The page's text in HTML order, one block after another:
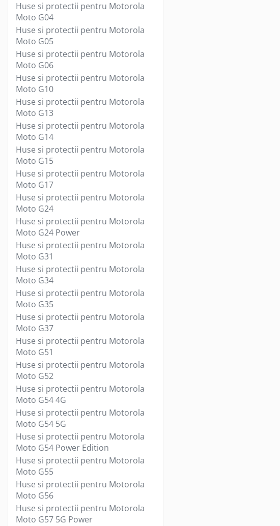
Huse si protectii pentru Apple iPad
10.2 (gen 7/8/9)
Huse si protectii pentru Apple iPad
10.9 (gen 10, 2022)
Huse si protectii pentru Apple iPad
Air 10.9 (gen 4/5)
Huse si protectii pentru Apple iPad
Pro 11 (2024)
Huse si protectii pentru Samsung
Galaxy Tab A9
Huse si protectii pentru Samsung
Galaxy Tab A9+
Tastatura tableta
Accesorii Televizoare
Suporturi TV
Telecomanda TV
Boxe
Boxe 2.1
Boxe bluetooth
Boxe USB
Soundbar
Camera Web
Cu microfon
Protectie camera
Camere supraveghere
Exterior
Casti
Casti In Ear
Casti In Ear bluetooth
Casti In Ear cu microfon
Casti mari bluetooth
Casti mari cu microfon
Casti mari fara microfon
Casti medii bluetooth
Casti medii cu microfon
Casti medii fara microfon
Cititoare Carduri
Cititor Carduri USB 2.0
Cititor Carduri USB 3.0
Hub-uri USB
Huse si protectii pentru Motorola
Moto G04
Huse si protectii pentru Motorola
Moto G05
Huse si protectii pentru Motorola
Moto G06
Huse si protectii pentru Motorola
Moto G10
Huse si protectii pentru Motorola
Moto G13
Huse si protectii pentru Motorola
Moto G14
Huse si protectii pentru Motorola
Moto G15
Huse si protectii pentru Motorola
Moto G17
Huse si protectii pentru Motorola
Moto G24
Huse si protectii pentru Motorola
Moto G24 Power
Huse si protectii pentru Motorola
Moto G31
Huse si protectii pentru Motorola
Moto G34
Huse si protectii pentru Motorola
Moto G35
Huse si protectii pentru Motorola
Moto G37
Huse si protectii pentru Motorola
Moto G51
Huse si protectii pentru Motorola
Moto G52
Huse si protectii pentru Motorola
Moto G54 4G
Huse si protectii pentru Motorola
Moto G54 5G
Huse si protectii pentru Motorola
Moto G54 Power Edition
Huse si protectii pentru Motorola
Moto G55
Huse si protectii pentru Motorola
Moto G56
Huse si protectii pentru Motorola
Moto G57 5G Power